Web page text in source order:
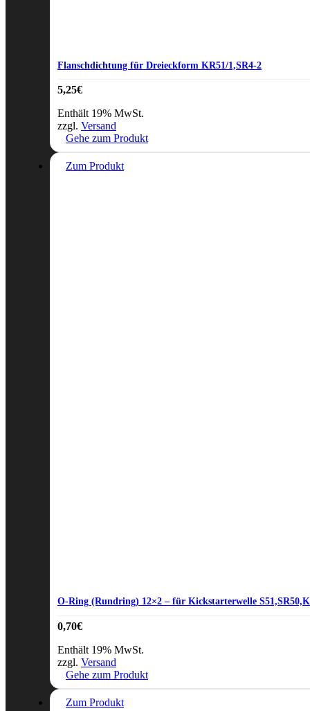
Flanschdichtung für Dreieckform KR51/1,SR4-2
5,25€
Enthält 19% MwSt.
zzgl. Versand
Gehe zum Produkt
Zum Produkt
O-Ring (Rundring) 12×2 – für Kickstarterwelle
0,70€
Enthält 19% MwSt.
zzgl. Versand
Gehe zum Produkt
Zum Produkt